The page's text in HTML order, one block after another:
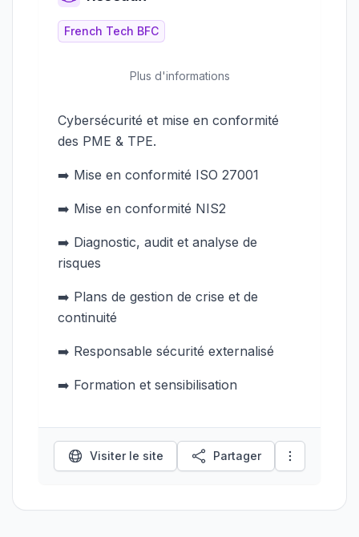
French Tech BFC
Plus d'informations
Cybersécurité et mise en conformité
des PME & TPE.
➡️ Mise en conformité ISO 27001
➡️ Mise en conformité NIS2
➡️ Diagnostic, audit et analyse de
risques
➡️ Plans de gestion de crise et de
continuité
➡️ Responsable sécurité externalisé
➡️ Formation et sensibilisation
Visiter le site Partager